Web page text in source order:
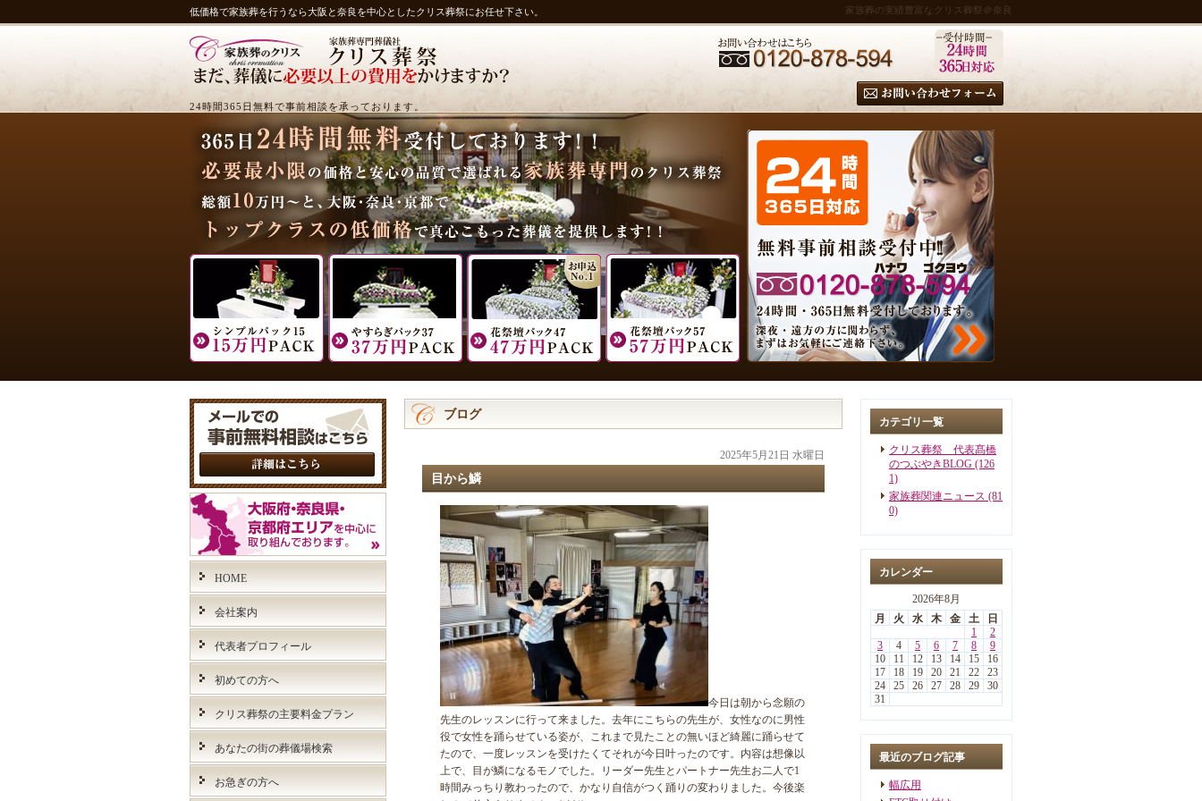
低価格で家族葬を行うなら大阪と奈良を中心としたクリス葬祭にお任せ下さい。 家族葬の実績豊富なクリス葬祭＠奈良
24時間365日無料で事前相談を承っております。
ブログ
2025年5月21日 水曜日
目から鱗
今日は朝から念願の
先生のレッスンに行って来ました。去年にこちらの先生が、女性なのに男性
役で女性を踊らせている姿が、これまで見たことの無いほど綺麗に踊らせて
たので、一度レッスンを受けたくてそれが今日叶ったのです。内容は想像以
上で、目が鱗になるモノでした。リーダー先生とパートナー先生お二人で1
時間みっちり教わったので、かなり自信がつく踊りの変わりました。今後楽
カテゴリ一覧
クリス葬祭 代表髙橋
のつぶやきBLOG (126
1)
家族葬関連ニュース (81
0)
カレンダー
2026年8月
月
火 水 木 金 土
日
1
2
3
4 5 6 7 8
9
10
11 12 13 14 15
16
17
18 19 20 21 22
23
24
25 26 27 28 29
30
31
最近のブログ記事
幅広用
HOME
会社案内
代表者プロフィール
初めての方へ
クリス葬祭の主要料金プラン
あなたの街の葬儀場検索
お急ぎの方へ